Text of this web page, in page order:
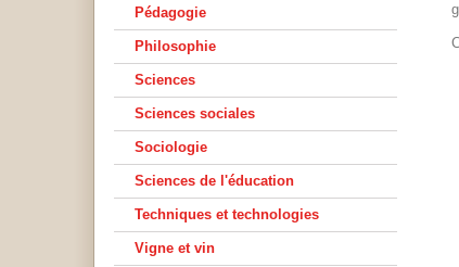
Pédagogie
Philosophie
Sciences
Sciences sociales
Sociologie
Sciences de l'éducation
Techniques et technologies
Vigne et vin